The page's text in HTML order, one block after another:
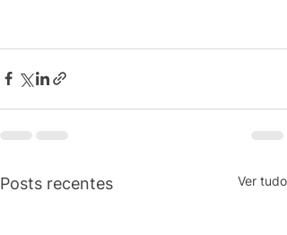
Posts recentes Ver tudo